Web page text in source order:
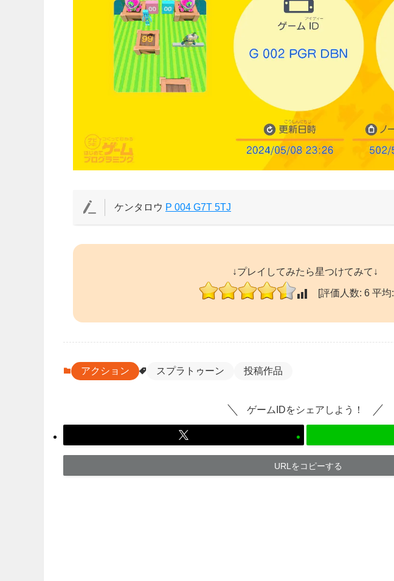
ケンタロウ P 004 G7T 5TJ
↓プレイしてみたら星つけてみて↓
[評価人数: 6平均:
アクション スプラトゥーン 投稿作品
ゲームIDをシェアしよう！
URLをコピーする